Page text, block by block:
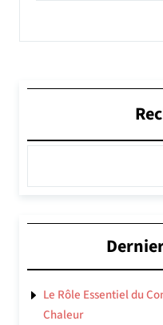
Le Rôle Essentiel du
Chaleur